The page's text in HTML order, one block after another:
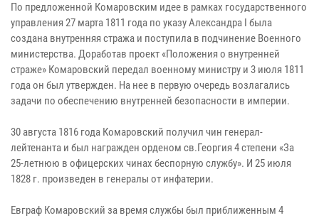
По предложенной Комаровским идее в рамках государственного
управления 27 марта 1811 года по указу Александра I была
создана внутренняя стража и поступила в подчинение Военного
министерства. Доработав проект «Положения о внутренней
страже» Комаровский передал военному министру и 3 июля 1811
года он был утвержден. На нее в первую очередь возлагались
задачи по обеспечению внутренней безопасности в империи.
30 августа 1816 года Комаровский получил чин генерал-
лейтенанта и был награжден орденом св.Георгия 4 степени «За
25-летнюю в офицерских чинах беспорную службу». И 25 июля
1828 г. произведен в генералы от инфатерии.
Евграф Комаровский за время службы был приближенным 4